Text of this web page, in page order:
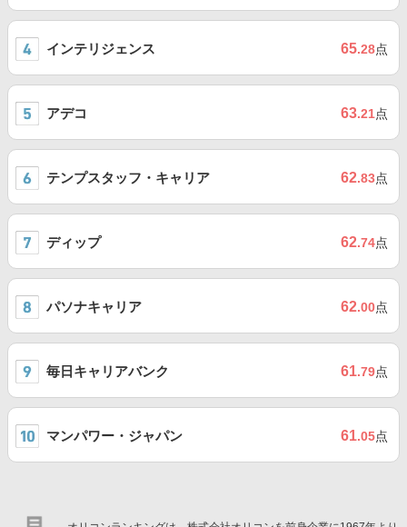
インテリジェンス 65.28点
アデコ 63.21点
テンプスタッフ・キャリア 62.83点
ディップ 62.74点
パソナキャリア 62.00点
毎日キャリアバンク 61.79点
マンパワー・ジャパン 61.05点